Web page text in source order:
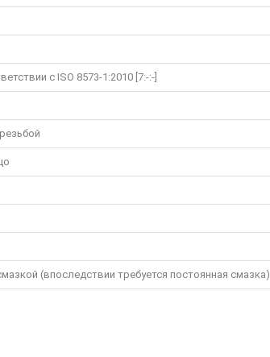
с ISO 8573-1:2010 [7:-:-]
(впоследствии требуется постоянная смазка)